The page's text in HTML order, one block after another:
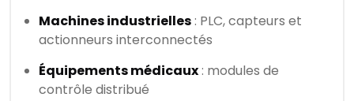
Machines industrielles: PLC, capteurs et
actionneurs interconnectés
Équipements médicaux: modules de
contrôle distribué